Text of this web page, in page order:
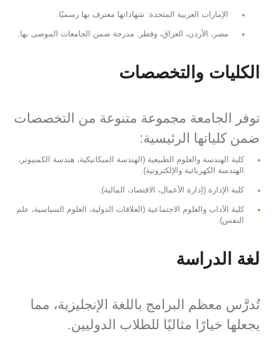
الإمارات العربية المتحدة: شهاداتها معترف بها رسميًا.
مصر، الأردن، العراق، وقطر: مدرجة ضمن الجامعات الموصى بها.
الكليات والتخصصات
توفر الجامعة مجموعة متنوعة من التخصصات
ضمن كلياتها الرئيسية:
كلية الهندسة والعلوم الطبيعية (الهندسة الميكانيكية، هندسة الكمبيوتر،
الهندسة الكهربائية والإلكترونية).
كلية الإدارة (إدارة الأعمال، الاقتصاد، المالية).
كلية الآداب والعلوم الاجتماعية (العلاقات الدولية، العلوم السياسية، علم
النفس).
لغة الدراسة
تُدرَّس معظم البرامج باللغة الإنجليزية، مما
يجعلها خيارًا مثاليًا للطلاب الدوليين.